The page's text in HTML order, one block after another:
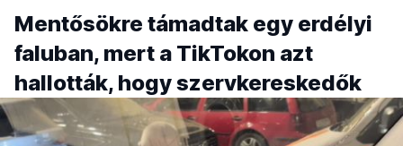
Mentősökre támadtak egy erdélyi
faluban, mert a TikTokon azt
hallották, hogy szervkereskedők